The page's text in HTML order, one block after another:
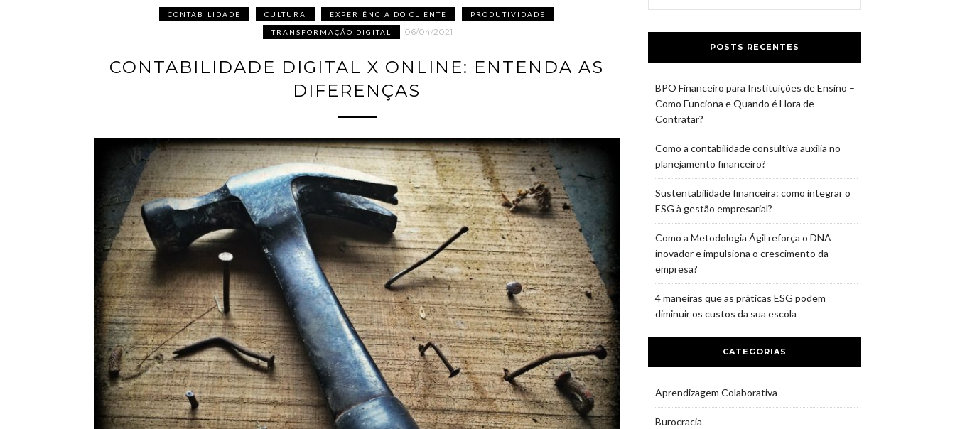
CONTABILIDADE CULTURA EXPERIÊNCIA DO CLIENTE PRODUTIVIDADE
TRANSFORMAÇÃO DIGITAL 06/04/2021
CONTABILIDADE DIGITAL X ONLINE: ENTENDA AS
DIFERENÇAS
POSTS RECENTES
BPO Financeiro para Instituições de Ensino –
Como Funciona e Quando é Hora de
Contratar?
Como a contabilidade consultiva auxilia no
planejamento financeiro?
Sustentabilidade financeira: como integrar o
ESG à gestão empresarial?
Como a Metodologia Ágil reforça o DNA
inovador e impulsiona o crescimento da
empresa?
4 maneiras que as práticas ESG podem
diminuir os custos da sua escola
CATEGORIAS
Aprendizagem Colaborativa
Burocracia